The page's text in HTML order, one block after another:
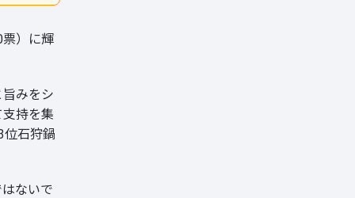
）に輝
みをシ
持を集
位石狩鍋
ないで